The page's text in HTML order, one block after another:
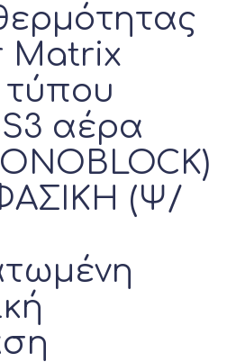
Matrix
τύπου
αέρα
(Ψ/